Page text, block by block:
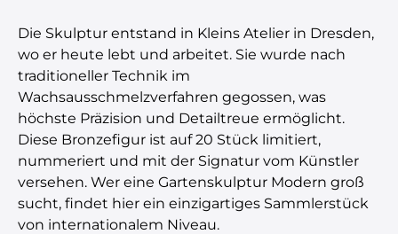
Die Skulptur entstand in Kleins Atelier in Dresden,
wo er heute lebt und arbeitet. Sie wurde nach
traditioneller Technik im
Wachsausschmelzverfahren gegossen, was
höchste Präzision und Detailtreue ermöglicht.
Diese Bronzefigur ist auf 20 Stück limitiert,
nummeriert und mit der Signatur vom Künstler
versehen. Wer eine Gartenskulptur Modern groß
sucht, findet hier ein einzigartiges Sammlerstück
von internationalem Niveau.